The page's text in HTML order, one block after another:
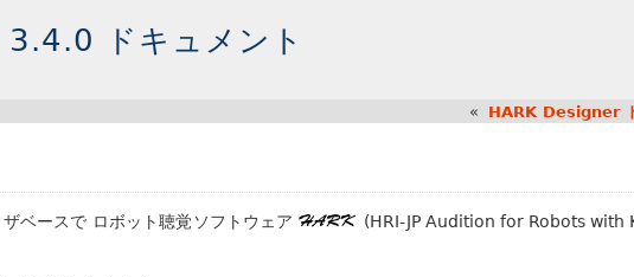
ドキュメント
« HARK Designer
ベースで ロボット聴覚ソフトウェア (HRI-JP Audition for Robots